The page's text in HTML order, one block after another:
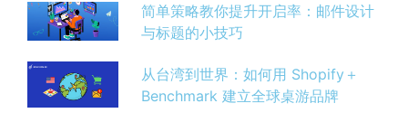
简单策略教你提升开启率：邮件设计
与标题的小技巧
从台湾到世界：如何用 Shopify＋
Benchmark 建立全球桌游品牌